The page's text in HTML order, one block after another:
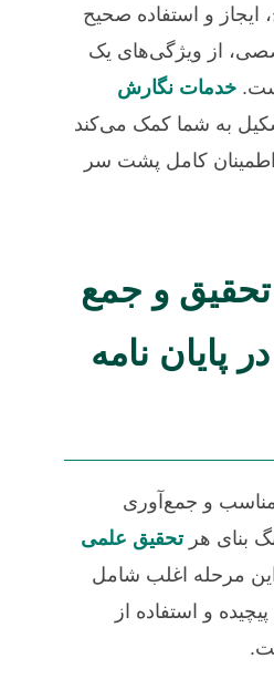
و استفاده صحیح
از ویژگی‌های یک
خدمات نگارش
به شما کمک می‌کند
کامل پشت سر
و جمع
پایان نامه
و جمع‌آوری
بنای هرتحقیق علمی
مرحله اغلب شامل
و استفاده از